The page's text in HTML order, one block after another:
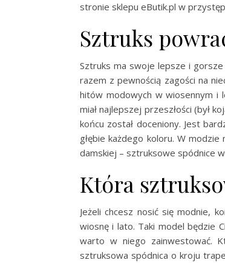
stronie sklepu eButik.pl w
Sztruks
Sztruks ma swoje lepsze i
razem z pewnością zagości na
hitów modowych w wiosennym i
miał najlepszej przeszłości (był
końcu został doceniony. Jest
głębie każdego koloru. W
damskiej – sztruksowe spódnice
Która
Jeżeli chcesz nosić się modnie,
wiosnę i lato. Taki model będzie
warto w niego zainwestować.
sztruksowa spódnica o kroju